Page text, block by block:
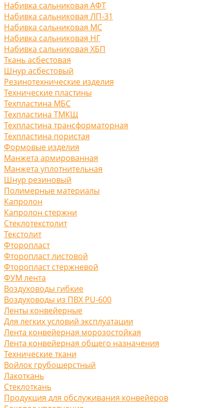
Набивка сальниковая АФТ
Набивка сальниковая ЛП-31
Набивка сальниковая МС
Набивка сальниковая НГ
Набивка сальниковая ХБП
Ткань асбестовая
Шнур асбестовый
Резинотехнические изделия
Технические пластины
Техпластина МБС
Техпластина ТМКЩ
Техпластина трансформаторная
Техпластина пористая
Формовые изделия
Манжета армированная
Манжета уплотнительная
Шнур резиновый
Полимерные материалы
Капролон
Капролон стержни
Стеклотекстолит
Текстолит
Фторопласт
Фторопласт листовой
Фторопласт стержневой
ФУМ лента
Воздуховоды гибкие
Воздуховоды из ПВХ PU-600
Ленты конвейерные
Для легких условий эксплуатации
Лента конвейерная морозостойкая
Лента конвейерная общего назначения
Технические ткани
Войлок грубошерстный
Лакоткань
Стеклоткань
Продукция для обслуживания конвейеров